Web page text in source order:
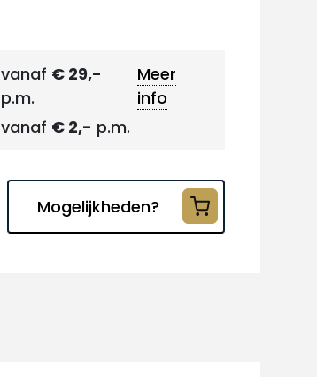
vanaf € 29,-
p.m.
Meer
info
vanaf € 2,- p.m.
Mogelijkheden?